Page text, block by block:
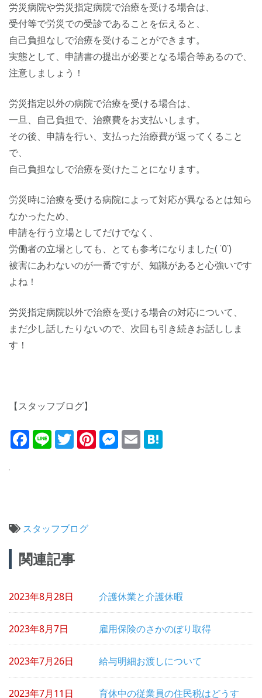
労災病院や労災指定病院で治療を受ける場合は、
受付等で労災での受診であることを伝えると、
自己負担なしで治療を受けることができます。
実態として、申請書の提出が必要となる場合等あるので、
注意しましょう！
労災指定以外の病院で治療を受ける場合は、
一旦、自己負担で、治療費をお支払いします。
その後、申請を行い、支払った治療費が返ってくること
で、
自己負担なしで治療を受けたことになります。
労災時に治療を受ける病院によって対応が異なるとは知ら
なかったため、
申請を行う立場としてだけでなく、
労働者の立場としても、とても参考になりました( ˙0˙)
被害にあわないのが一番ですが、知識があると心強いです
よね！
労災指定病院以外で治療を受ける場合の対応について、
まだ少し話したりないので、次回も引き続きお話ししま
す！
【スタッフブログ】
Facebook
LineTwitter
Pinterest
Messenger
Email
スタッフブログ
投
稿
ビ
ゲ
ー
シ
ョ
関連記事
2023年8月28日 介護休業と介護休暇
2023年8月7日 雇用保険のさかのぼり取得
2023年7月26日 給与明細お渡しについて
2023年7月11日 育休中の従業員の住民税はどうす